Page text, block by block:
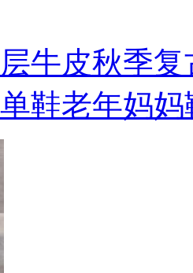
牛皮秋季
鞋老年妈